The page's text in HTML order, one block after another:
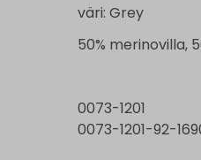
väri: Grey
50% merinovilla,
0073-1201
0073-1201-92-